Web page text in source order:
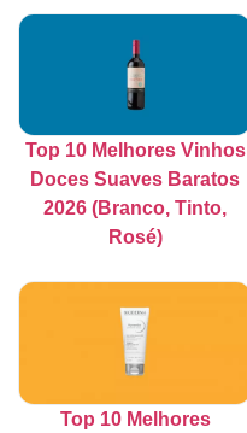
Top 10 Melhores Vinhos
Doces Suaves Baratos
2026 (Branco, Tinto,
Rosé)
Top 10 Melhores